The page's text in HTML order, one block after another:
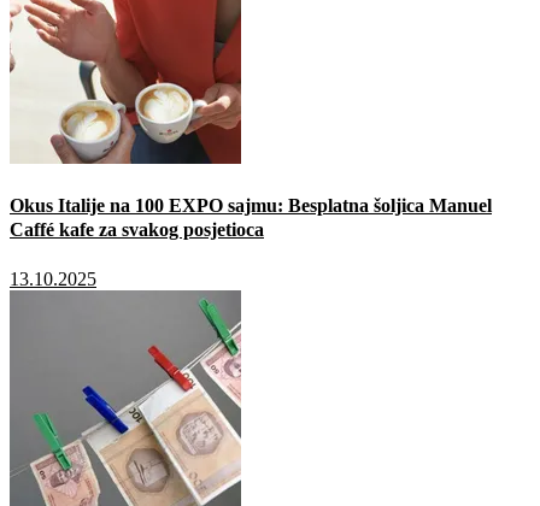
Okus Italije na 100 EXPO sajmu: Besplatna šoljica Manuel
Caffé kafe za svakog posjetioca
13.10.2025